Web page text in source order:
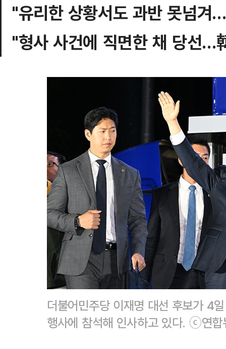
"유리한 상황서도 과반 못넘겨
"형사 사건에 직면한 채 당선…
더불어민주당 이재명 대선 후보가 4
행사에 참석해 인사하고 있다. ⓒ연합